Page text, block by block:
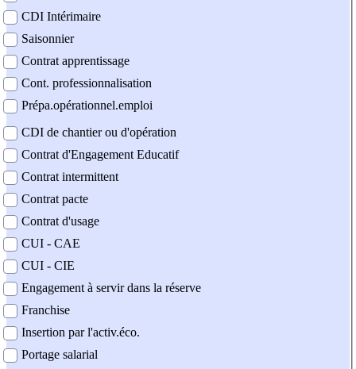
CDI Intérimaire
Saisonnier
Contrat apprentissage
Cont. professionnalisation
Prépa.opérationnel.emploi
CDI de chantier ou d'opération
Contrat d'Engagement Educatif
Contrat intermittent
Contrat pacte
Contrat d'usage
CUI - CAE
CUI - CIE
Engagement à servir dans la réserve
Franchise
Insertion par l'activ.éco.
Portage salarial